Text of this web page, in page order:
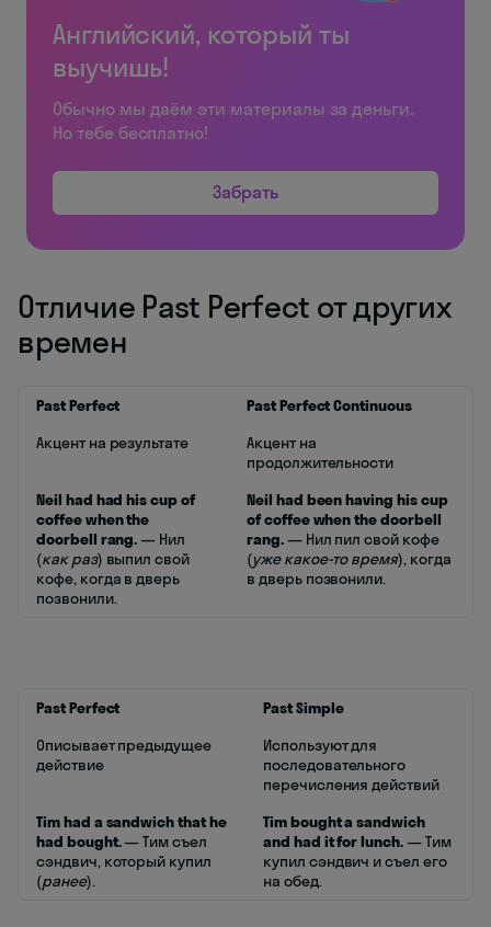
Английский, который ты
выучишь!
Обычно мы даём эти материалы за деньги.
Но тебе бесплатно!
Забрать
Отличие Past Perfect от других
времен
Past Perfect
Past Perfect Continuous
Акцент на результате
Акцент на
продолжительности
Neil had had his cup of
coffee when the
doorbell rang.— Нил
(как раз) выпил свой
кофе, когда в дверь
позвонили.
Neil had been having his cup
of coffee when the doorbell
rang.— Нил пил свой кофе
(уже какое-то время), когда
в дверь позвонили.
Past Perfect
Past Simple
Описывает предыдущее
действие
Используют для
последовательного
перечисления действий
Tim had a sandwich that he
had bought.— Тим съел
сэндвич, который купил
(ранее).
Tim bought a sandwich
and had it for lunch.— Тим
купил сэндвич и съел его
на обед.